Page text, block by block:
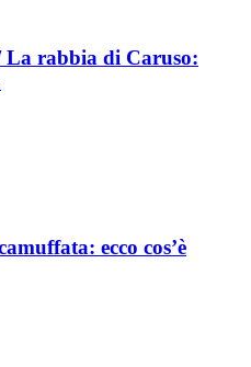
rabbia di Caruso:
ecco cos’è